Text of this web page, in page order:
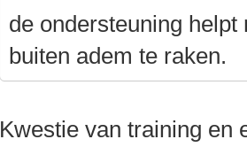
de ondersteuning
buiten adem te raken.
Kwestie van training en